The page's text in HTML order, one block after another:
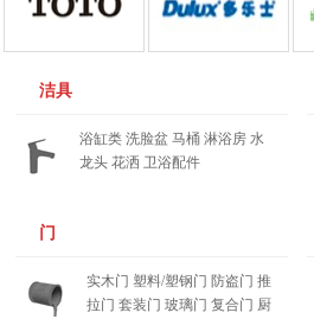
洁具
浴缸类 洗脸盆 马桶 淋浴房 水
龙头 花洒 卫浴配件
推广之道：400-667-5551
您的位置：------------
门
实木门 塑料/塑钢门 防盗门 推
拉门 套装门 玻璃门 复合门 厨